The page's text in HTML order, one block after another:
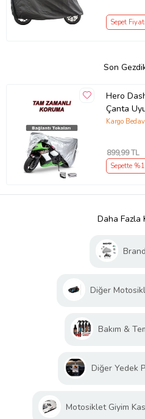
Sepet Fiyatı
Son
Hero
Kargo
899,99 TL
Sepette
Daha Fazla
Diğer
Bakım &
Diğer Yedek
Motosiklet Giyim